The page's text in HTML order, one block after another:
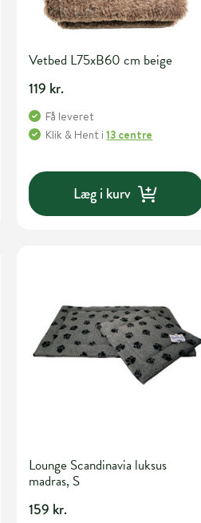
Vetbed L75xB60 cm beige
119 kr.
Få leveret
Klik & Hent i13 centre
Læg i kurv
Lounge Scandinavia luksus
madras, S
159 kr.